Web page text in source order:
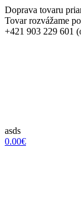
Doprava tovaru
Tovar rozvážame
+421 903 229 601
asds
0.00€